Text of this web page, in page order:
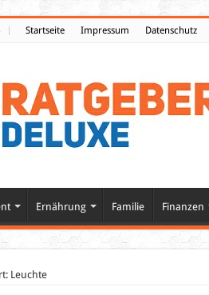
Startseite Impressum Datenschutz
Ernährung Familie Finanzen
Leuchte